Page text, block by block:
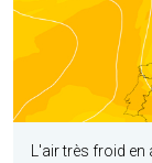
L'air très froid